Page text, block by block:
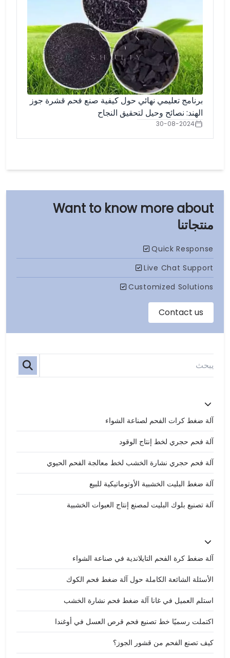
منتجاتنا
آلة ضغط كرات الفحم لصناعة الشواء
آلة فحم حجري لخط إنتاج الوقود
آلة فحم حجري نشارة الخشب لخط معالجة الفحم الحيوي
آلة ضغط البليت الخشبية الأوتوماتيكية للبيع
آلة تصنيع بلوك البليت لمصنع إنتاج العبوات الخشبية
آلة ضغط كرة الفحم التايلاندية في صناعة الشواء
الأسئلة الشائعة الكاملة حول آلة ضغط فحم الكوك
استلم العميل في غانا آلة ضغط فحم نشارة الخشب
اكتملت رسميًا خط تصنيع فحم قرص العسل في أوغندا
كيف تصنع الفحم من قشور الجوز؟
برنامج تعليمي نهائي حول كيفية صنع فحم قشرة جوز
الهند: نصائح وحيل لتحقيق النجاح
30-08-2024